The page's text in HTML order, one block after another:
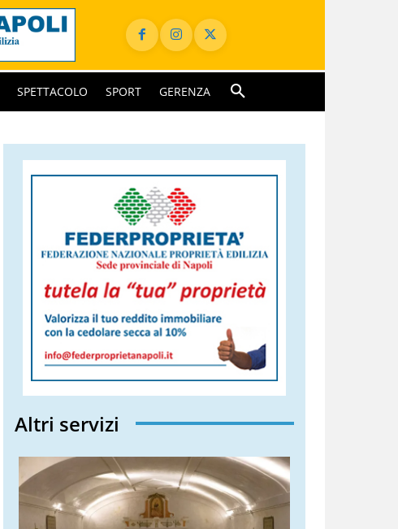
SPETTACOLO SPORT GERENZA
Altri servizi